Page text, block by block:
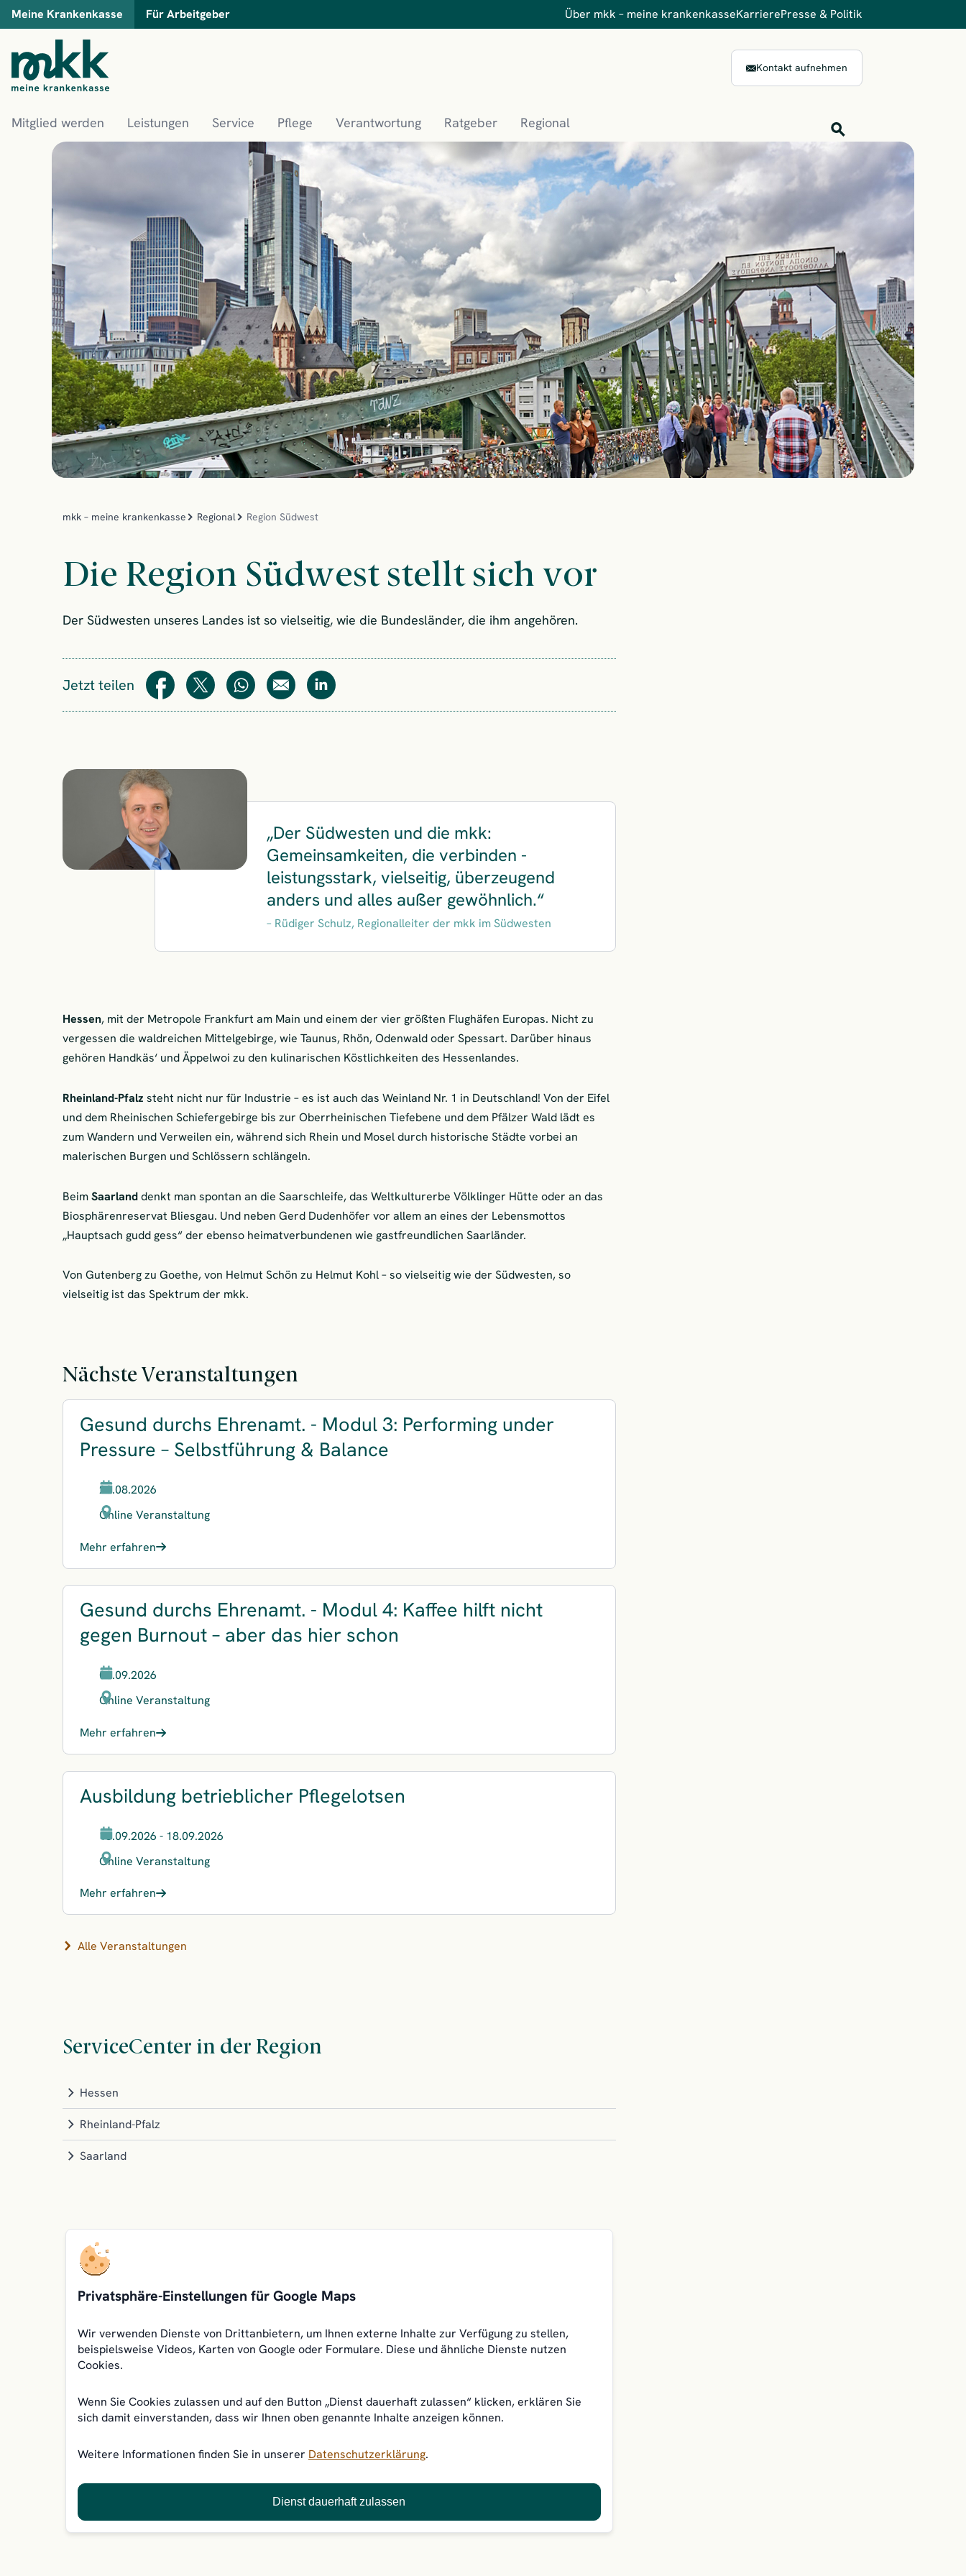
Meine Krankenkasse Für Arbeitgeber Über mkk – meine krankenkasseKarrierePresse & Politik
Kontakt aufnehmen
Finden
Mitglied werden Leistungen Service Pflege Verantwortung Ratgeber Regional
mkk – meine krankenkasse Regional Region Südwest
Die Region Südwest stellt sich vor
Der Südwesten unseres Landes ist so vielseitig, wie die Bundesländer, die ihm angehören.
Jetzt teilen Teilen Teilen WhatsAppE-Mail Teilen
Der Südwesten und die mkk:
Gemeinsamkeiten, die verbinden -
leistungsstark, vielseitig, überzeugend
anders und alles außer gewöhnlich.
Rüdiger Schulz, Regionalleiter der mkk im Südwesten
Hessen, mit der Metropole Frankfurt am Main und einem der vier größten Flughäfen Europas. Nicht zu
vergessen die waldreichen Mittelgebirge, wie Taunus, Rhön, Odenwald oder Spessart. Darüber hinaus
gehören Handkäs‘ und Äppelwoi zu den kulinarischen Köstlichkeiten des Hessenlandes.
Rheinland-Pfalz steht nicht nur für Industrie – es ist auch das Weinland Nr. 1 in Deutschland! Von der Eifel
und dem Rheinischen Schiefergebirge bis zur Oberrheinischen Tiefebene und dem Pfälzer Wald lädt es
zum Wandern und Verweilen ein, während sich Rhein und Mosel durch historische Städte vorbei an
malerischen Burgen und Schlössern schlängeln.
BeimSaarlanddenkt man spontan an die Saarschleife, das Weltkulturerbe Völklinger Hütte oder an das
Biosphärenreservat Bliesgau. Und neben Gerd Dudenhöfer vor allem an eines der Lebensmottos
„Hauptsach gudd gess“ der ebenso heimatverbundenen wie gastfreundlichen Saarländer.
Von Gutenberg zu Goethe, von Helmut Schön zu Helmut Kohl – so vielseitig wie der Südwesten, so
vielseitig ist das Spektrum der mkk.
Nächste Veranstaltungen
Gesund durchs Ehrenamt. - Modul 3: Performing under
Pressure – Selbstführung & Balance
20.08.2026
Online Veranstaltung
Mehr erfahren
Gesund durchs Ehrenamt. - Modul 4: Kaffee hilft nicht
gegen Burnout – aber das hier schon
08.09.2026
Online Veranstaltung
Mehr erfahren
Ausbildung betrieblicher Pflegelotsen
16.09.2026 - 18.09.2026
Online Veranstaltung
Mehr erfahren
Alle Veranstaltungen
ServiceCenter in der Region
Hessen
Rheinland-Pfalz
Saarland
Privatsphäre-Einstellungen für Google Maps
Wir verwenden Dienste von Drittanbietern, um Ihnen externe Inhalte zur Verfügung zu stellen,
beispielsweise Videos, Karten von Google oder Formulare. Diese und ähnliche Dienste nutzen
Cookies.
Wenn Sie Cookies zulassen und auf den Button „Dienst dauerhaft zulassen“ klicken, erklären Sie
sich damit einverstanden, dass wir Ihnen oben genannte Inhalte anzeigen können.
Weitere Informationen finden Sie in unserer Datenschutzerklärung.
Dienst dauerhaft zulassen